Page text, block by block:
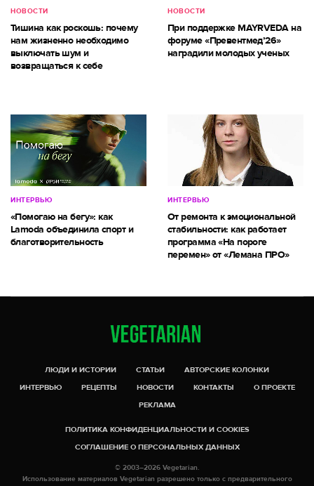
НОВОСТИ
Тишина как роскошь: почему
нам жизненно необходимо
выключать шум и
возвращаться к себе
НОВОСТИ
При поддержке MAYRVEDA на
форуме «Превентмед’26»
наградили молодых ученых
ИНТЕРВЬЮ
«Помогаю на бегу»: как
Lamoda объединила спорт и
благотворительность
ИНТЕРВЬЮ
От ремонта к эмоциональной
стабильности: как работает
программа «На пороге
перемен» от «Лемана ПРО»
ЛЮДИ И ИСТОРИИ СТАТЬИ
АВТОРСКИЕ КОЛОНКИ
ИНТЕРВЬЮ
РЕЦЕПТЫ НОВОСТИ КОНТАКТЫ
О ПРОЕКТЕ
РЕКЛАМА
ПОЛИТИКА КОНФИДЕНЦИАЛЬНОСТИ И COOKIES
СОГЛАШЕНИЕ О ПЕРСОНАЛЬНЫХ ДАННЫХ
© 2003–2026 Vegetarian.
Использование материалов Vegetarian разрешено только с предварительного